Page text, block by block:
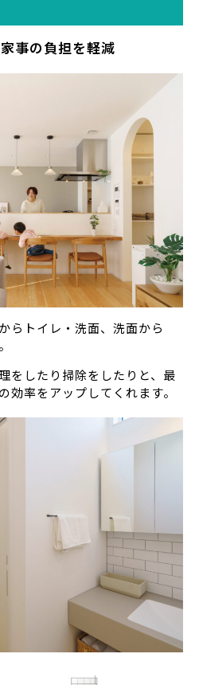
事の負担を軽減
らトイレ・洗面、洗面から
をしたり掃除をしたりと、最
効率をアップしてくれます。